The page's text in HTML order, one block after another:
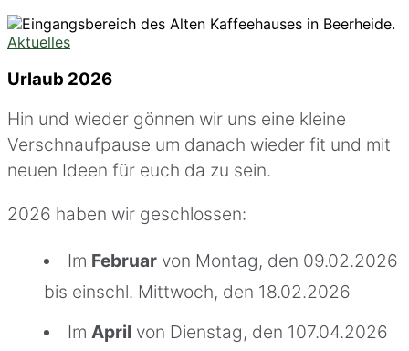
Aktuelles
Urlaub 2026
Hin und wieder gönnen wir uns eine kleine
Verschnaufpause um danach wieder fit und mit
neuen Ideen für euch da zu sein.
2026 haben wir geschlossen:
Im Februar von Montag, den 09.02.2026
bis einschl. Mittwoch, den 18.02.2026
ImApril von Dienstag, den 107.04.2026